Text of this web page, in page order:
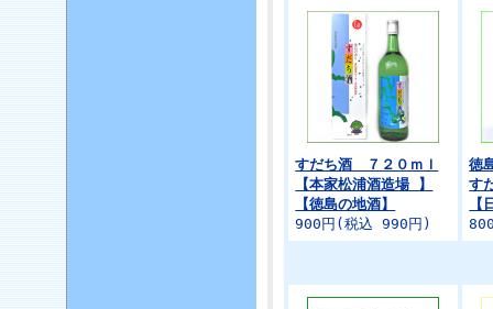
すだち酒 ７２０ｍｌ
【本家松浦酒造場 】
【徳島の地酒】
900円(税込 990円)
徳
す